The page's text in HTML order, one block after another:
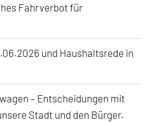
Fahrverbot für
und Haushaltsrede in
– Entscheidungen mit
Stadt und den Bürger.